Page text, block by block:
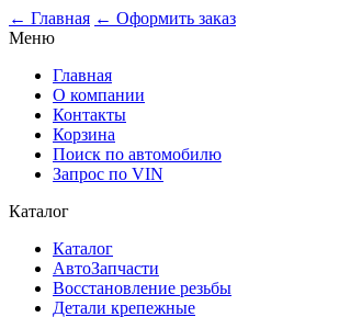
← Главная ← Оформить заказ
Меню
Главная
О компании
Контакты
Корзина
Поиск по автомобилю
Запрос по VIN
Каталог
Каталог
АвтоЗапчасти
Восстановление резьбы
Детали крепежные